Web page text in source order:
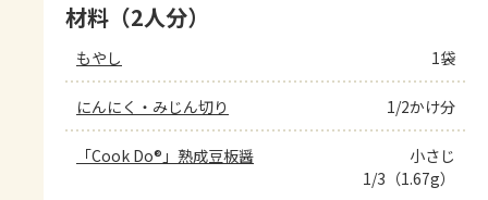
材料（2人分）
もやし 1袋
にんにく・みじん切り 1/2かけ分
「Cook Do®」熟成豆板醤
小さじ
1/3（1.67g）